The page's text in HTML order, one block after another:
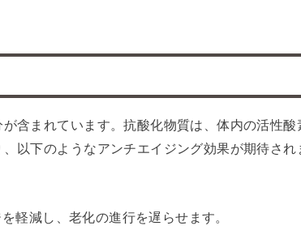
含まれています。抗酸化物質は、体内の活性酸
以下のようなアンチエイジング効果が期待され
軽減し、老化の進行を遅らせます。